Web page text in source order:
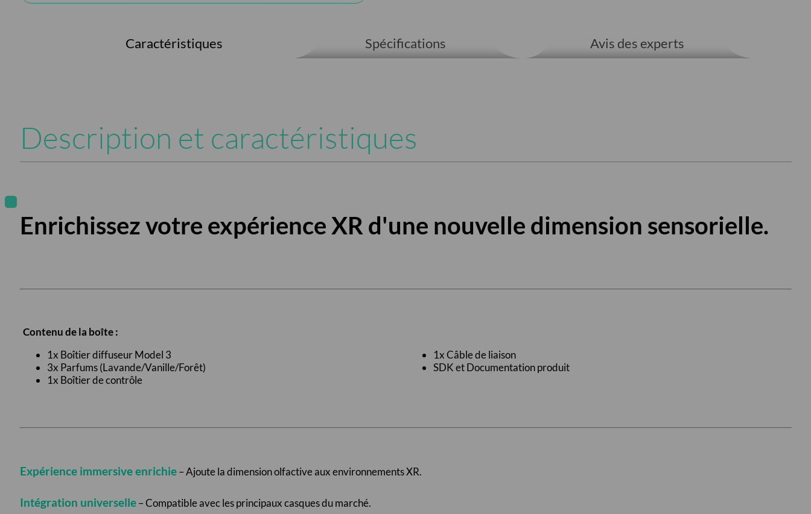
Caractéristiques Spécifications Avis des experts
Description et caractéristiques
Enrichissez votre expérience XR d'une nouvelle dimension sensorielle.
Contenu de la boîte :
1x Boîtier diffuseur Model 3
3x Parfums (Lavande/Vanille/Forêt)
1x Boîtier de contrôle
1x Câble de liaison
SDK et Documentation produit
Expérience immersive enrichie– Ajoute la dimension olfactive aux environnements XR.
Intégration universelle– Compatible avec les principaux casques du marché.